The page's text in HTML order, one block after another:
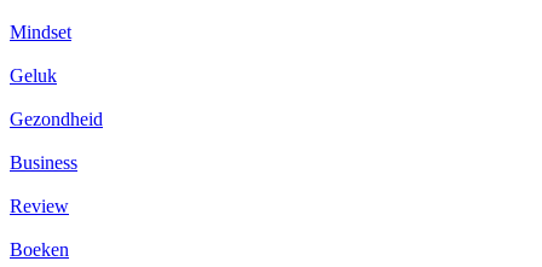
Mindset
Geluk
Gezondheid
Business
Review
Boeken